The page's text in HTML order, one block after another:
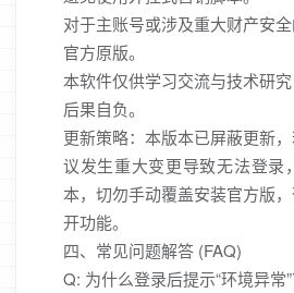
对于主账号或涉及重大财产安
官方原版。
本软件仅供学习交流与技术研究
后果自负。
更新策略：本版本已屏蔽更新
议发生重大变更导致无法登录
本，切勿手动覆盖安装官方版
开功能。
四、常见问题解答 (FAQ)
Q: 为什么登录后提示“环境异常”